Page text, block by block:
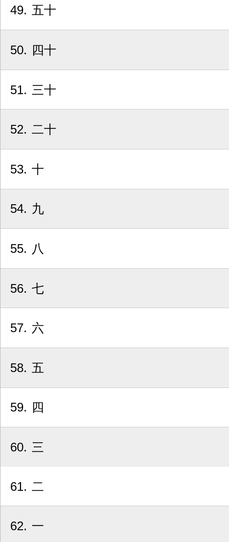
49 五十
50 四十
51 三十
52 二十
53 十
54 九
55 八
56 七
57 六
58 五
59 四
60 三
61 二
62 一